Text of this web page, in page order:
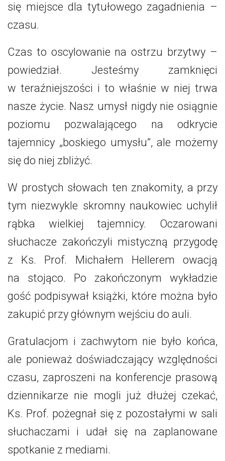
się miejsce dla tytułowego zagadnienia –
czasu.
Czas to oscylowanie na ostrzu brzytwy –
powiedział. Jesteśmy zamknięci
w teraźniejszości i to właśnie w niej trwa
nasze życie. Nasz umysł nigdy nie osiągnie
poziomu pozwalającego na odkrycie
tajemnicy „boskiego umysłu”, ale możemy
się do niej zbliżyć.
W prostych słowach ten znakomity, a przy
tym niezwykle skromny naukowiec uchylił
rąbka wielkiej tajemnicy. Oczarowani
słuchacze zakończyli mistyczną przygodę
z Ks. Prof. Michałem Hellerem owacją
na stojąco. Po zakończonym wykładzie
gość podpisywał książki, które można było
zakupić przy głównym wejściu do auli.
Gratulacjom i zachwytom nie było końca,
ale ponieważ doświadczający względności
czasu, zaproszeni na konferencje prasową
dziennikarze nie mogli już dłużej czekać,
Ks. Prof. pożegnał się z pozostałymi w sali
słuchaczami i udał się na zaplanowane
spotkanie z mediami.